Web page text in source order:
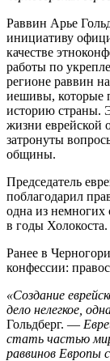
Раввин Арье
инициативу
качестве
работы по
регионе раввин
иешивы, которые
историю страны.
жизни еврейской
затронуты
общины.
Председатель
поблагодарил
одна из немногих
в годы Холокоста.
Ранее в
конфессии:
«Создание
дело нелегкое,
Гольдберг. —
стать частью
раввинов Европы